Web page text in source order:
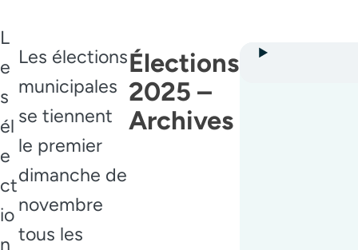
L
e
s
él
e
ct
io
n
Les élections
municipales
se tiennent
le premier
dimanche de
novembre
tous les
Élections
2025 –
Archives